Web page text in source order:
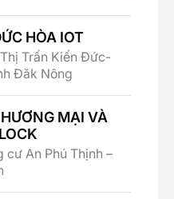
động. Khi gắn cảm
tại các vị trí như hành
có thể cài đặt cho
tắt đèn khi phát hiện
hay các con trong nhà
thang, đi trên hành
vào buổi tối
HÒA IOT
Trấn Kiến Đức-
Đăk Nông
MẠI VÀ
cư An Phú Thịnh –